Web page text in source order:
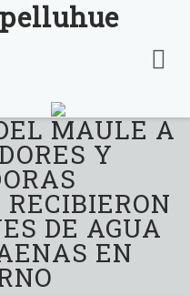
MAULE A
Y
DE AGUA
EN